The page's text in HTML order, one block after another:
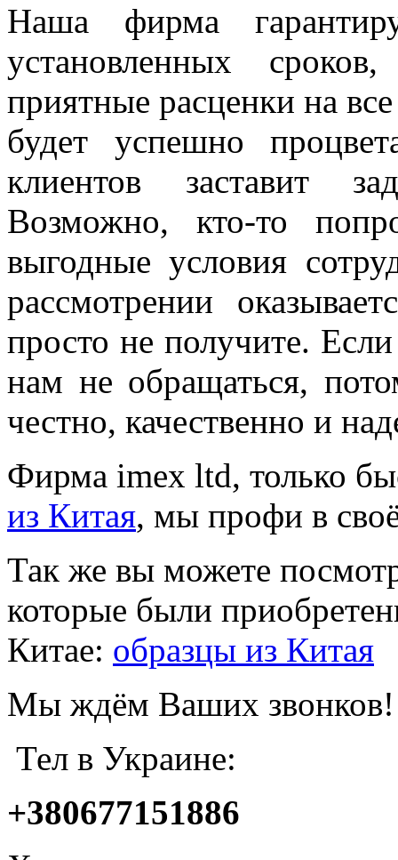
Наша фирма
установленных
приятные расценки на
будет успешно
клиентов заставит
Возможно, кто-то
выгодные условия
рассмотрении
просто не получите.
нам не обращаться,
честно, качественно и
Фирма imex ltd, только
из Китая, мы профи в
Так же вы можете
которые были
Китае: образцы из Китая
Мы ждём Ваших звонков!
Тел в Украине:
+380677151886